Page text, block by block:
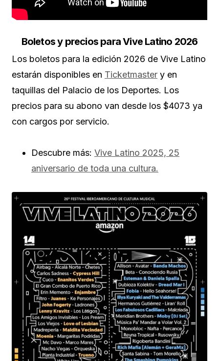
Boletos y precios para Vive Latino 2026
Los boletos para la edición 2026 de Vive Latino
estarán disponibles en Ticketmaster y en
taquillas del Palacio de los Deportes. Los
precios para su abono van desde los $4073 ya
con cargos por servicio.
Descubre más: Vive Latino 2025, 25
aniversario de toda una cultura.